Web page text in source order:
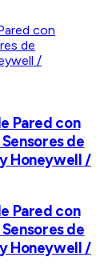
Pared con
de
Honeywell /
Pared con
de
Honeywell /